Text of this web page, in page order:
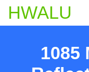
HWALU
1085